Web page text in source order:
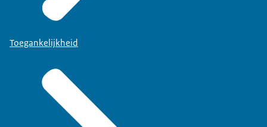
Toegankelijkheid